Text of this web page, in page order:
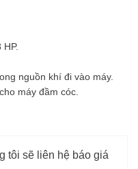
nguồn khí đi vào máy.
máy đầm cóc.
tôi sẽ liên hệ báo giá